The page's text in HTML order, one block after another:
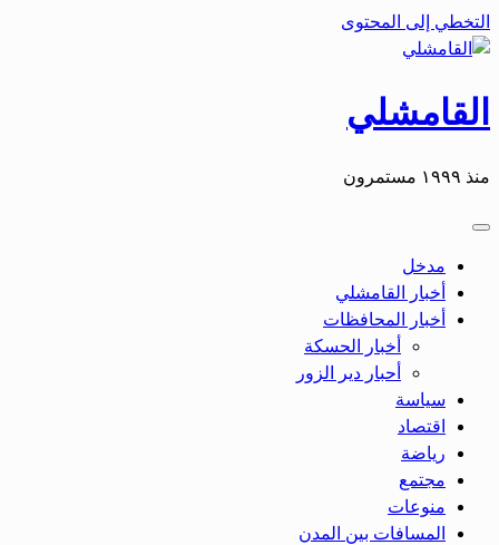
التخطي إلى المحتوى
القامشلي
منذ ١٩٩٩ مستمرون
مدخل
أخبار القامشلي
أخبار المحافظات
أخبار الحسكة
أحبار دير الزور
سياسة
اقتصاد
رياضة
مجتمع
منوعات
المسافات بين المدن